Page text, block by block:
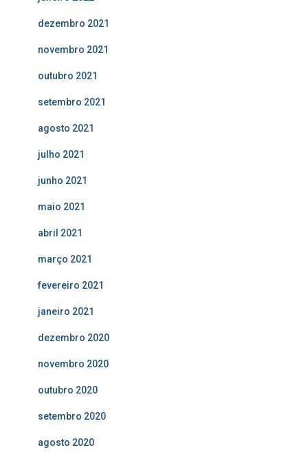
dezembro 2021
novembro 2021
outubro 2021
setembro 2021
agosto 2021
julho 2021
junho 2021
maio 2021
abril 2021
março 2021
fevereiro 2021
janeiro 2021
dezembro 2020
novembro 2020
outubro 2020
setembro 2020
agosto 2020